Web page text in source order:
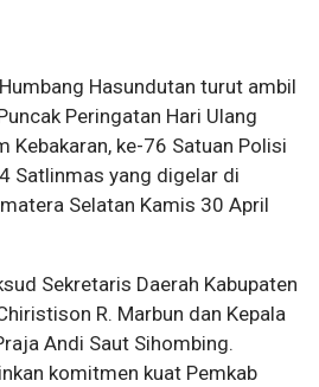
Hasundutan turut ambil
Peringatan Hari Ulang
Kebakaran, ke-76 Satuan Polisi
Satlinmas yang digelar di
Selatan Kamis 30 April
Sekretaris Daerah Kabupaten
R. Marbun dan Kepala
Andi Saut Sihombing.
komitmen kuat Pemkab